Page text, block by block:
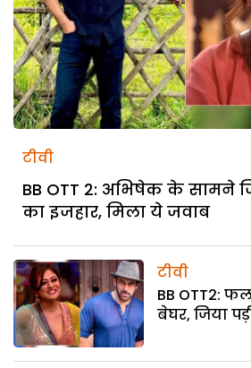
टीवी
BB OTT 2: अभिषेक के सामने
का इजहार, मिला ये जवाब
टीवी
BB OTT2:
बेघर, जिया